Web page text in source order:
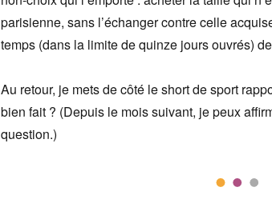
parisienne, sans l’échanger contre celle
temps (dans la limite de quinze jours ouvrés)
Au retour, je mets de côté le short de sport
bien fait ? (Depuis le mois suivant, je peux
question.)